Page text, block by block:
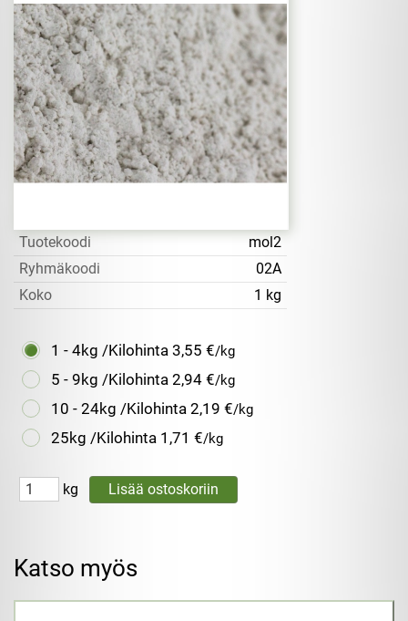
Tuotekoodi
mol2
Ryhmäkoodi
02A
Koko
1 kg
1 - 4kg /Kilohinta 3,55 €/kg
5 - 9kg /Kilohinta 2,94 €/kg
10 - 24kg /Kilohinta 2,19 €/kg
25kg /Kilohinta 1,71 €/kg
kg
Katso myös